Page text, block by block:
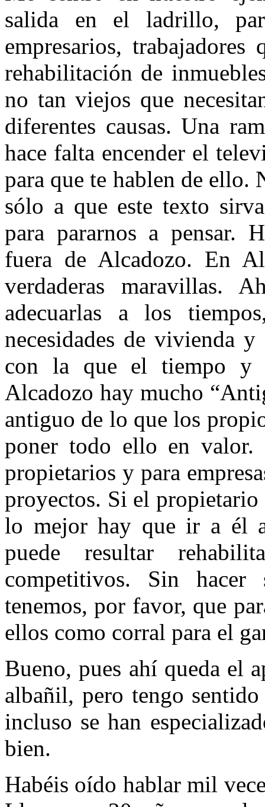
salida en el ladrillo,
empresarios,
rehabilitación de
no tan viejos que
diferentes causas. Una
hace falta encender el
para que te hablen de ello.
sólo a que este texto
para pararnos a pensar.
fuera de Alcadozo. En
verdaderas maravillas.
adecuarlas a los
necesidades de vivienda
con la que el tiempo y
Alcadozo hay mucho
antiguo de lo que los
poner todo ello en valor.
propietarios y para
proyectos. Si el propietario
lo mejor hay que ir a él
puede resultar
competitivos. Sin hacer
tenemos, por favor, que
ellos como corral para el
Bueno, pues ahí queda el
albañil, pero tengo
incluso se han
bien.
Habéis oído hablar mil